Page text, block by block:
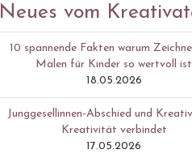
Neues vom
10 spannende Fakten warum
Malen für Kinder so wertvoll ist
18.05.2026
Junggesellinnen-Abschied und
Kreativität verbindet
17.05.2026